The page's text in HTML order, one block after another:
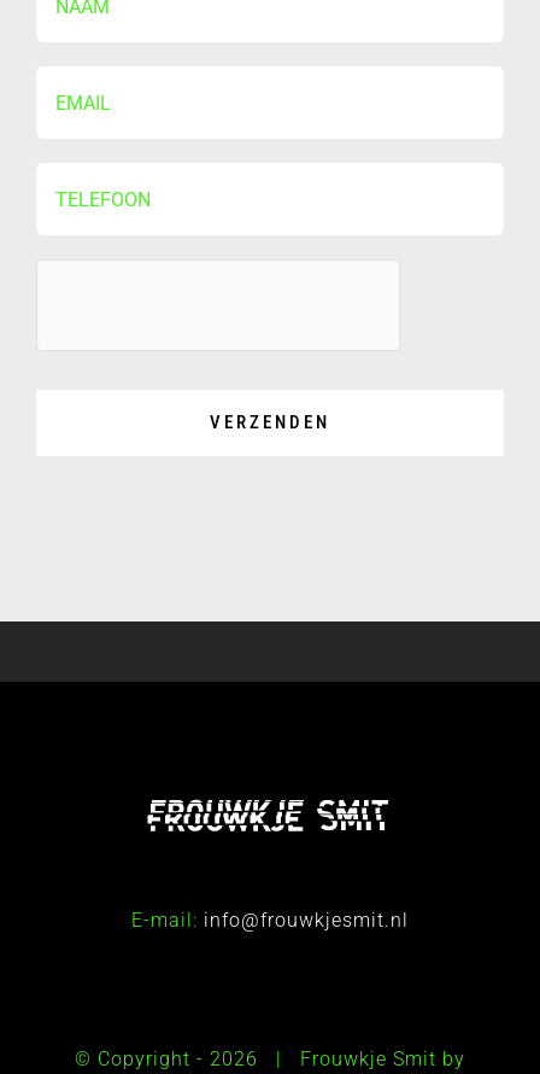
E-mail: info@frouwkjesmit.nl
© Copyright - 2026 | Frouwkje Smit by